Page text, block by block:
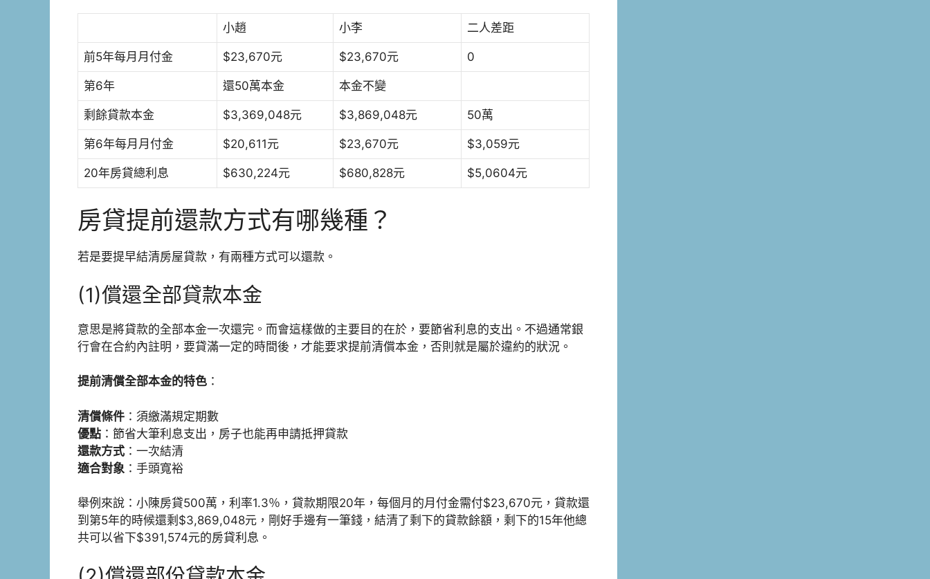
小趙 小李 二人差距
前5年每月月付金 $23,670元 $23,670元 0
第6年 還50萬本金 本金不變
剩餘貸款本金 $3,369,048元 $3,869,048元 50萬
第6年每月月付金 $20,611元 $23,670元 $3,059元
20年房貸總利息 $630,224元 $680,828元 $5,0604元
房貸提前還款方式有哪幾種？
若是要提早結清房屋貸款，有兩種方式可以還款。
(1)償還全部貸款本金
意思是將貸款的全部本金一次還完。而會這樣做的主要目的在於，要節省利息的支出。不過通常銀
行會在合約內註明，要貸滿一定的時間後，才能要求提前清償本金，否則就是屬於違約的狀況。
提前清償全部本金的特色 ：
清償條件 ：須繳滿規定期數
優點 ：節省大筆利息支出，房子也能再申請抵押貸款
還款方式 ：一次結清
適合對象 ：手頭寬裕
舉例來說：小陳房貸500萬，利率1.3％，貸款期限20年，每個月的月付金需付$23,670元，貸款還
到第5年的時候還剩$3,869,048元，剛好手邊有一筆錢，結清了剩下的貸款餘額，剩下的15年他總
共可以省下$391,574元的房貸利息。